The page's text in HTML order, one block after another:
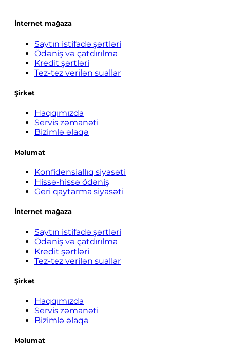
İnternet mağaza
Saytın istifadə şərtləri
Ödəniş və çatdırılma
Kredit şərtləri
Tez-tez verilən suallar
Şirkət
Haqqımızda
Servis zəmanəti
Bizimlə əlaqə
Məlumat
Konfidensiallıq siyasəti
Hissə-hissə ödəniş
Geri qaytarma siyasəti
İnternet mağaza
Saytın istifadə şərtləri
Ödəniş və çatdırılma
Kredit şərtləri
Tez-tez verilən suallar
Şirkət
Haqqımızda
Servis zəmanəti
Bizimlə əlaqə
Məlumat